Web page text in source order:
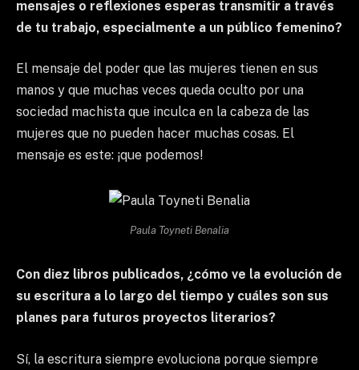
mensajes o reflexiones esperas transmitir a través
de tu trabajo, especialmente a un público femenino?
El mensaje del poder que las mujeres tienen en sus
manos y que muchas veces queda oculto por una
sociedad machista que inculca en la cabeza de las
mujeres que no pueden hacer muchas cosas. El
mensaje es este: ¡que podemos!
Paula Toyneti Benalia
Con diez libros publicados, ¿cómo ve la evolución de
su escritura a lo largo del tiempo y cuáles son sus
planes para futuros proyectos literarios?
Sí, la escritura siempre evoluciona porque siempre